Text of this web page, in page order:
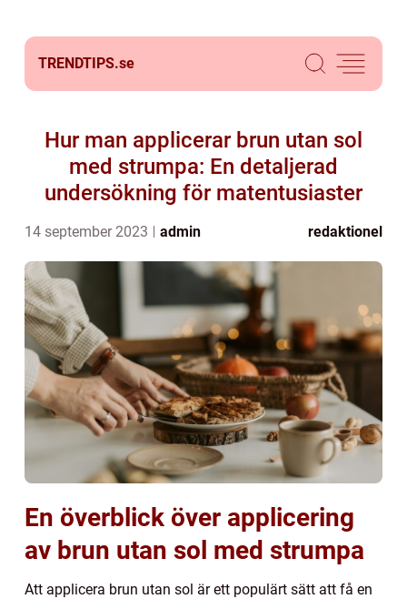
TRENDTIPS.se
Hur man applicerar brun utan sol
med strumpa: En detaljerad
undersökning för matentusiaster
14 september 2023 admin redaktionel
En överblick över applicering
av brun utan sol med strumpa
Att applicera brun utan sol är ett populärt sätt att få en